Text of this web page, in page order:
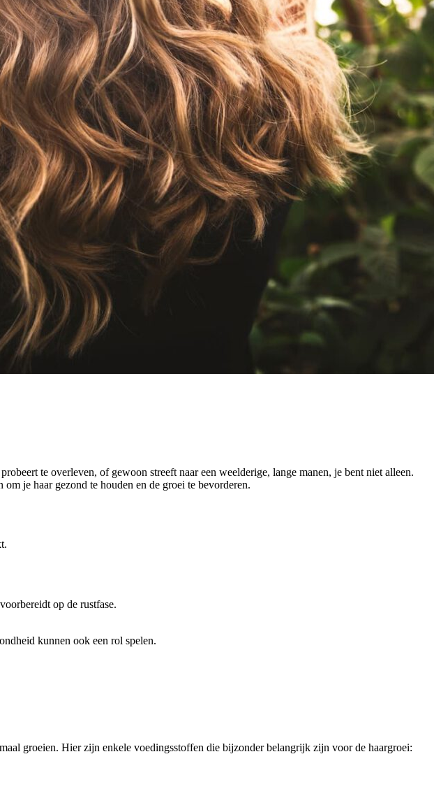
te overleven, of gewoon streeft naar een weelderige, lange manen, je bent niet alleen.
je haar gezond te houden en de groei te bevorderen.
op de rustfase.
kunnen ook een rol spelen.
groeien. Hier zijn enkele voedingsstoffen die bijzonder belangrijk zijn voor de haargroei: